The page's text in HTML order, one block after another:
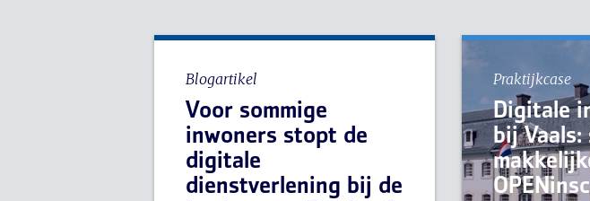
Blogartikel
Voor sommige
inwoners stopt de
digitale
dienstverlening bij de
Praktijkcase
Digitale
bij Vaals: